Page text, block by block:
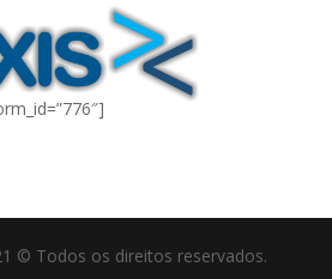
© Todos os direitos reservados.